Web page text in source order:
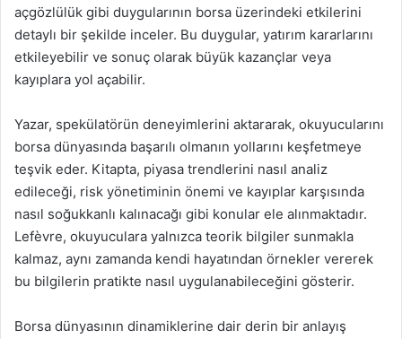
açgözlülük gibi duygularının borsa üzerindeki etkilerini
detaylı bir şekilde inceler. Bu duygular, yatırım kararlarını
etkileyebilir ve sonuç olarak büyük kazançlar veya
kayıplara yol açabilir.
Yazar, spekülatörün deneyimlerini aktararak, okuyucularını
borsa dünyasında başarılı olmanın yollarını keşfetmeye
teşvik eder. Kitapta, piyasa trendlerini nasıl analiz
edileceği, risk yönetiminin önemi ve kayıplar karşısında
nasıl soğukkanlı kalınacağı gibi konular ele alınmaktadır.
Lefèvre, okuyuculara yalnızca teorik bilgiler sunmakla
kalmaz, aynı zamanda kendi hayatından örnekler vererek
bu bilgilerin pratikte nasıl uygulanabileceğini gösterir.
Borsa dünyasının dinamiklerine dair derin bir anlayış